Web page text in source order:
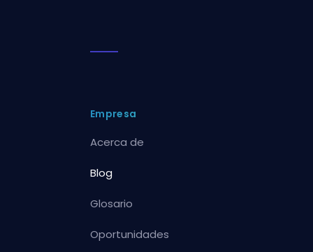
Empresa
Acerca de
Blog
Glosario
Oportunidades